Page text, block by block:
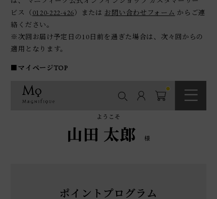
ビス（0120-222-426）または お問い合わせフォーム からご連
絡ください。
※次回お届け予定日の10日前を過ぎた場合は、次々回からの
適用となります。
■マイページTOP